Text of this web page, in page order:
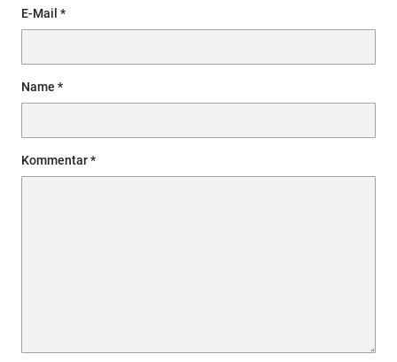
E-Mail
Name
Kommentar